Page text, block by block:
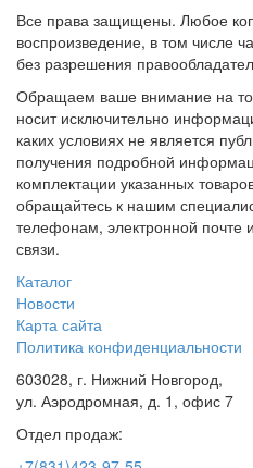
Все права защищены. Любое
воспроизведение, в том числе
без разрешения
Обращаем ваше внимание на
носит исключительно
каких условиях не является
получения подробной
комплектации указанных
обращайтесь к нашим
телефонам, электронной почте
связи.
Каталог
Новости
Карта сайта
Политика конфиденциальности
603028, г. Нижний Новгород,
ул. Аэродромная, д. 1, офис 7
Отдел продаж: